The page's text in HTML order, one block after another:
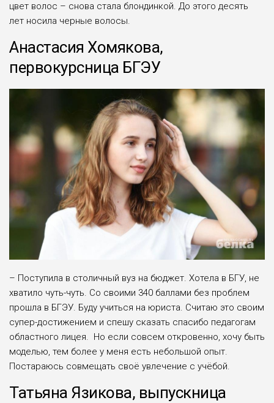
цвет волос – снова стала блондинкой. До этого десять
лет носила черные волосы.
Анастасия Хомякова,
первокурсница БГЭУ
– Поступила в столичный вуз на бюджет. Хотела в БГУ, не
хватило чуть-чуть. Со своими 340 баллами без проблем
прошла в БГЭУ. Буду учиться на юриста. Считаю это своим
супер-достижением и спешу сказать спасибо педагогам
областного лицея. Но если совсем откровенно, хочу быть
моделью, тем более у меня есть небольшой опыт.
Постараюсь совмещать своё увлечение с учёбой.
Татьяна Язикова, выпускница